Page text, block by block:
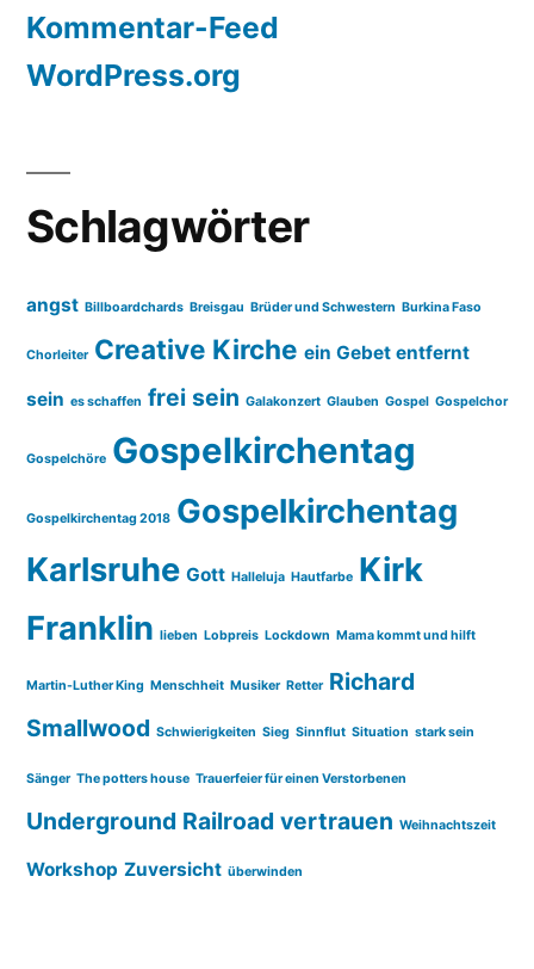
Kommentar-Feed
WordPress.org
Schlagwörter
angst Billboardchards Breisgau Brüder und Schwestern Burkina Faso
Chorleiter Creative Kirche ein Gebet entfernt
sein es schaffen frei sein Galakonzert Glauben Gospel Gospelchor
Gospelchöre Gospelkirchentag
Gospelkirchentag 2018 Gospelkirchentag
Karlsruhe Gott Halleluja Hautfarbe Kirk
Franklin lieben Lobpreis Lockdown Mama kommt und hilft
Martin-Luther King Menschheit Musiker Retter Richard
Smallwood Schwierigkeiten Sieg Sinnflut Situation stark sein
Sänger The potters house Trauerfeier für einen Verstorbenen
Underground Railroad vertrauen Weihnachtszeit
Workshop Zuversicht überwinden